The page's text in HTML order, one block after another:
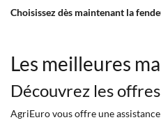
Choisissez dès maintenant la
Les meilleures
Découvrez les
AgriEuro vous offre une